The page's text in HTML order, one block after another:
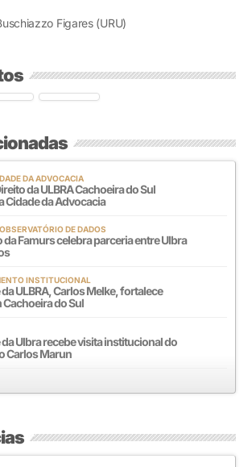
Figares (URU)
DA ADVOCACIA
da ULBRA Cachoeira do Sul
Cidade da Advocacia
DE DADOS
Famurs celebra parceria entre Ulbra
INSTITUCIONAL
ULBRA, Carlos Melke, fortalece
do Sul
Ulbra recebe visita institucional do
Carlos Marun